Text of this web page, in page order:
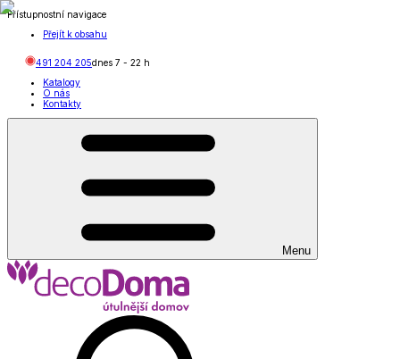
Přístupnostní navigace
Přejít k obsahu
491 204 205dnes 7 - 22 h
Katalogy
O nás
Kontakty
Menu